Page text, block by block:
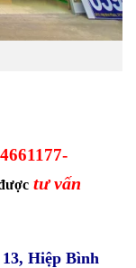
tư vấn
Hiệp Bình